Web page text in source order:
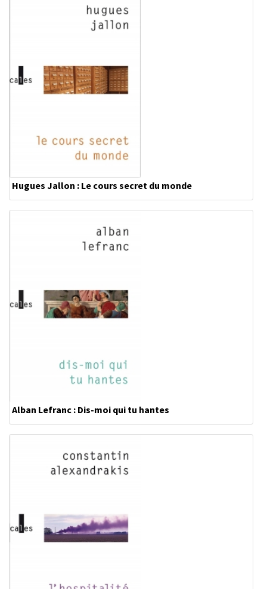
Hugues Jallon : Le cours secret du monde
Alban Lefranc : Dis-moi qui tu hantes